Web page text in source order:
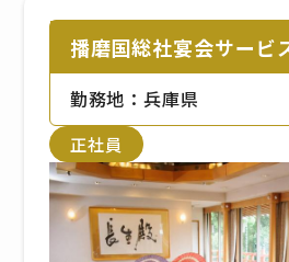
播磨国総社宴会サービ
勤務地：兵庫県
正社員